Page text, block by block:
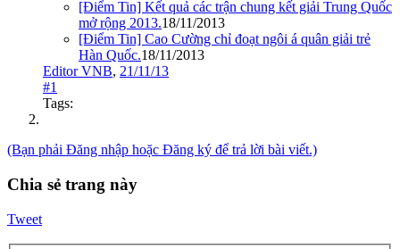
[Điểm Tin] Kết quả các trận chung kết giải Trung Quốc
mở rộng 2013.18/11/2013
[Điểm Tin] Cao Cường chỉ đoạt ngôi á quân giải trẻ
Hàn Quốc.18/11/2013
Editor VNB, 21/11/13
#1
Tags:
(Bạn phải Đăng nhập hoặc Đăng ký để trả lời bài viết.)
Chia sẻ trang này
Tweet